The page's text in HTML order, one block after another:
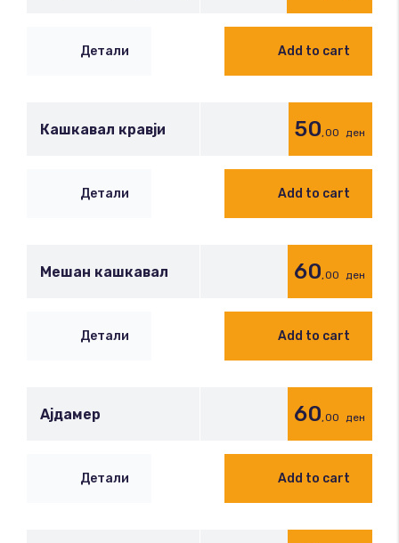
Детали Add to cart
Кашкавал кравји 50,00 ден
Детали Add to cart
Мешан кашкавал 60,00 ден
Детали Add to cart
Ајдамер 60,00 ден
Детали Add to cart